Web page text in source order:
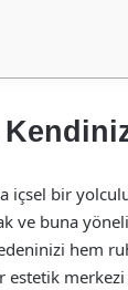
içsel bir
ve buna
hem